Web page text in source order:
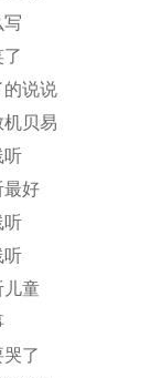
写
的说说
机贝易
听
最好
听
听
儿童
了